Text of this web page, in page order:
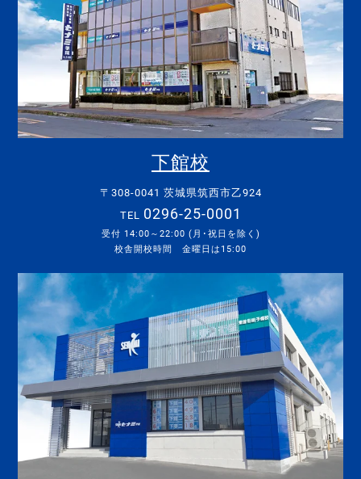
下館校
〒308-0041 茨城県筑西市乙924
TEL 0296-25-0001
受付 14:00～22:00 (月･祝日を除く)
校舎開校時間 金曜日は15:00